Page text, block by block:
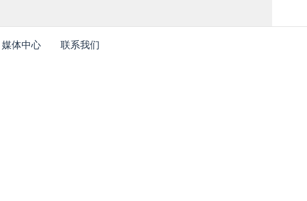
媒体中心 联系我们